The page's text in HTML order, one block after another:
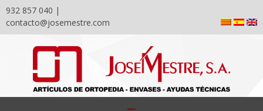
932 857 040 |
contacto@josemestre.com
content